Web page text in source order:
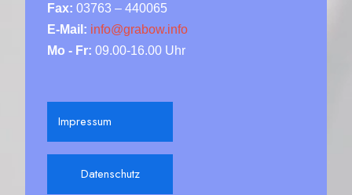
Fax: 03763 – 440065
E-Mail: info@grabow.info
Mo - Fr: 09.00-16.00 Uhr
Impressum
Datenschutz